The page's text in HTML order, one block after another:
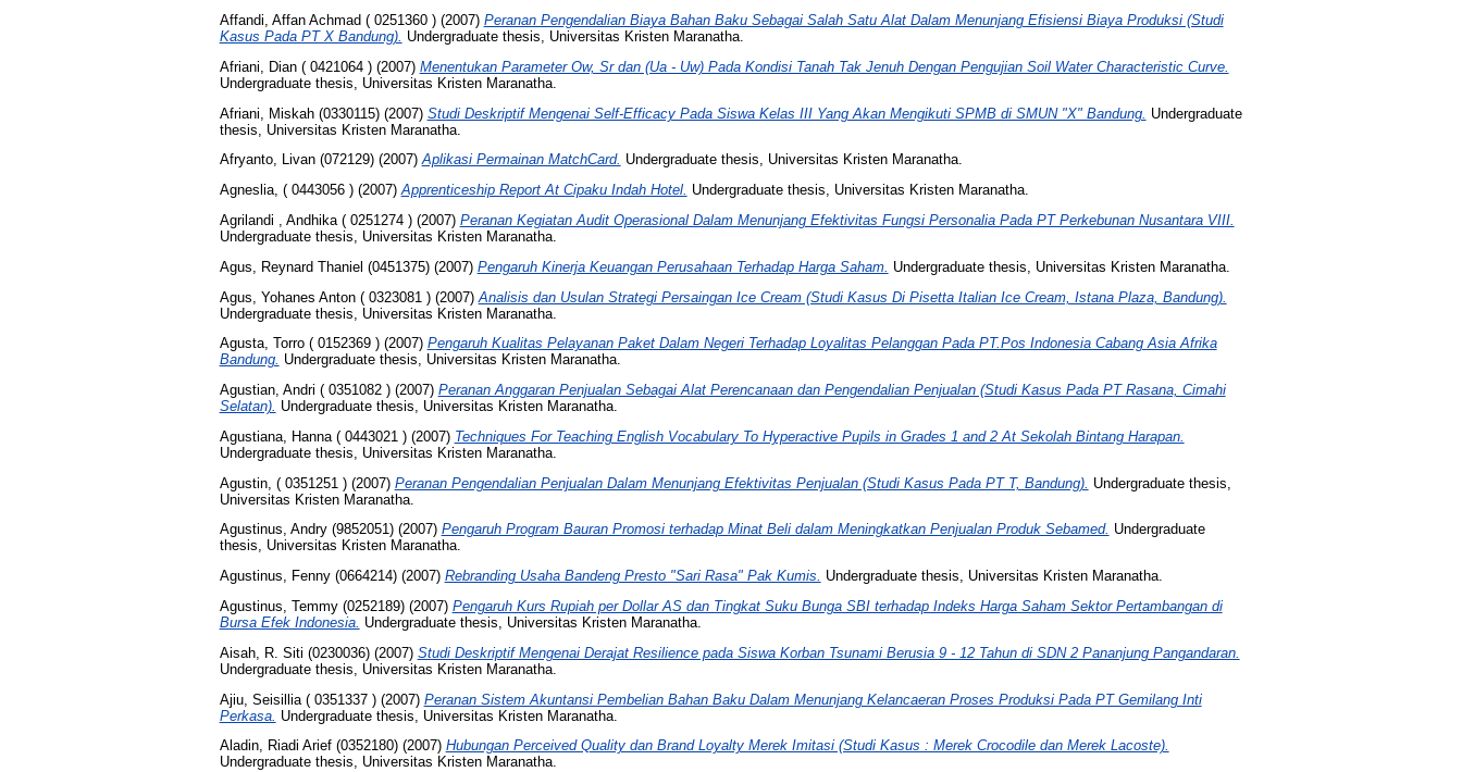
Affandi, Affan Achmad ( 0251360 )(2007) Peranan Pengendalian Biaya Bahan Baku Sebagai Salah Satu Alat Dalam Menunjang Efisiensi Biaya Produksi (Studi
Kasus Pada PT X Bandung). Undergraduate thesis, Universitas Kristen Maranatha.
Afriani, Dian ( 0421064 )(2007) Menentukan Parameter Ow, Sr dan (Ua - Uw) Pada Kondisi Tanah Tak Jenuh Dengan Pengujian Soil Water Characteristic Curve.
Undergraduate thesis, Universitas Kristen Maranatha.
Afriani, Miskah (0330115)(2007) Studi Deskriptif Mengenai Self-Efficacy Pada Siswa Kelas III Yang Akan Mengikuti SPMB di SMUN "X" Bandung. Undergraduate
thesis, Universitas Kristen Maranatha.
Afryanto, Livan (072129)(2007)Aplikasi Permainan MatchCard. Undergraduate thesis, Universitas Kristen Maranatha.
Agneslia, ( 0443056 )(2007)Apprenticeship Report At Cipaku Indah Hotel. Undergraduate thesis, Universitas Kristen Maranatha.
Agrilandi , Andhika ( 0251274 )(2007) Peranan Kegiatan Audit Operasional Dalam Menunjang Efektivitas Fungsi Personalia Pada PT Perkebunan Nusantara VIII.
Undergraduate thesis, Universitas Kristen Maranatha.
Agus, Reynard Thaniel (0451375)(2007) Pengaruh Kinerja Keuangan Perusahaan Terhadap Harga Saham. Undergraduate thesis, Universitas Kristen Maranatha.
Agus, Yohanes Anton ( 0323081 )(2007) Analisis dan Usulan Strategi Persaingan Ice Cream (Studi Kasus Di Pisetta Italian Ice Cream, Istana Plaza, Bandung).
Undergraduate thesis, Universitas Kristen Maranatha.
Agusta, Torro ( 0152369 )(2007) Pengaruh Kualitas Pelayanan Paket Dalam Negeri Terhadap Loyalitas Pelanggan Pada PT.Pos Indonesia Cabang Asia Afrika
Bandung. Undergraduate thesis, Universitas Kristen Maranatha.
Agustian, Andri ( 0351082 )(2007) Peranan Anggaran Penjualan Sebagai Alat Perencanaan dan Pengendalian Penjualan (Studi Kasus Pada PT Rasana, Cimahi
Selatan). Undergraduate thesis, Universitas Kristen Maranatha.
Agustiana, Hanna ( 0443021 )(2007) Techniques For Teaching English Vocabulary To Hyperactive Pupils in Grades 1 and 2 At Sekolah Bintang Harapan.
Undergraduate thesis, Universitas Kristen Maranatha.
Agustin, ( 0351251 )(2007) Peranan Pengendalian Penjualan Dalam Menunjang Efektivitas Penjualan (Studi Kasus Pada PT T, Bandung). Undergraduate thesis,
Universitas Kristen Maranatha.
Agustinus, Andry (9852051)(2007) Pengaruh Program Bauran Promosi terhadap Minat Beli dalam Meningkatkan Penjualan Produk Sebamed. Undergraduate
thesis, Universitas Kristen Maranatha.
Agustinus, Fenny (0664214)(2007) Rebranding Usaha Bandeng Presto "Sari Rasa" Pak Kumis. Undergraduate thesis, Universitas Kristen Maranatha.
Agustinus, Temmy (0252189)(2007) Pengaruh Kurs Rupiah per Dollar AS dan Tingkat Suku Bunga SBI terhadap Indeks Harga Saham Sektor Pertambangan di
Bursa Efek Indonesia. Undergraduate thesis, Universitas Kristen Maranatha.
Aisah, R. Siti (0230036)(2007) Studi Deskriptif Mengenai Derajat Resilience pada Siswa Korban Tsunami Berusia 9 - 12 Tahun di SDN 2 Pananjung Pangandaran.
Undergraduate thesis, Universitas Kristen Maranatha.
Ajiu, Seisillia ( 0351337 )(2007) Peranan Sistem Akuntansi Pembelian Bahan Baku Dalam Menunjang Kelancaeran Proses Produksi Pada PT Gemilang Inti
Perkasa. Undergraduate thesis, Universitas Kristen Maranatha.
Aladin, Riadi Arief (0352180)(2007) Hubungan Perceived Quality dan Brand Loyalty Merek Imitasi (Studi Kasus : Merek Crocodile dan Merek Lacoste).
Undergraduate thesis, Universitas Kristen Maranatha.